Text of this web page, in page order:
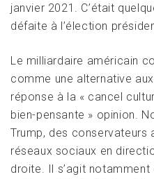
janvier 2021. C’était
défaite à l’élection
Le milliardaire américain
comme une alternative
réponse à la « cancel
bien-pensante » opinion.
Trump, des conservateurs
réseaux sociaux en
droite. Il s’agit notamment